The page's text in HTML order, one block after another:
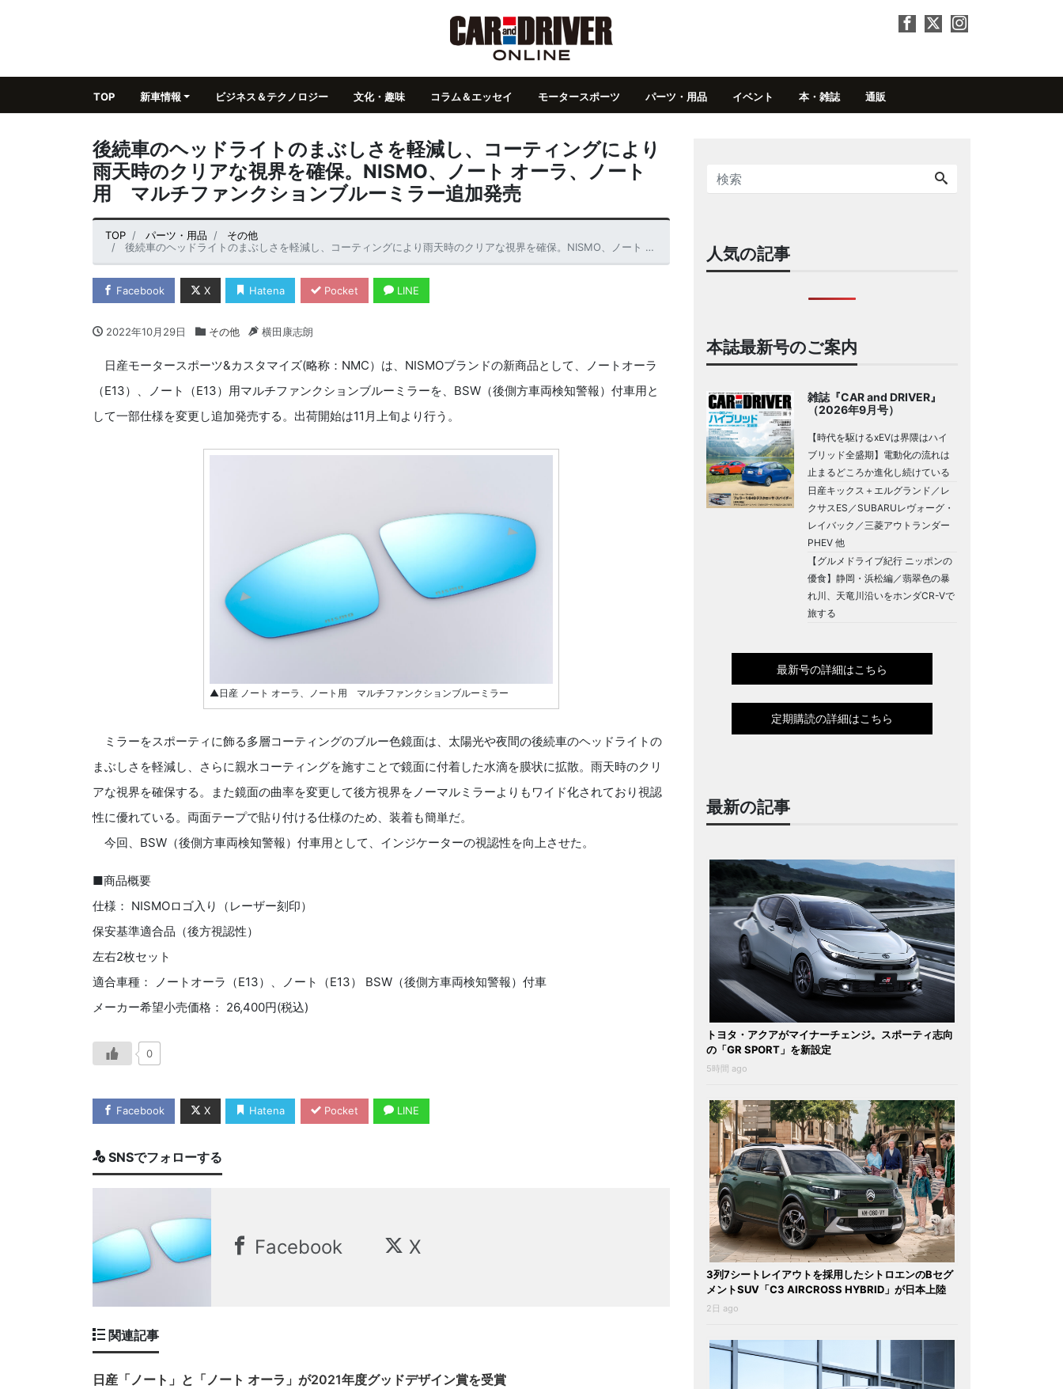
TOP 新車情報 ビジネス＆テクノロジー 文化・趣味 コラム＆エッセイ モータースポーツ パーツ・用品 イベント 本・雑誌 通販
後続車のヘッドライトのまぶしさを軽減し、コーティングにより
雨天時のクリアな視界を確保。NISMO、ノート オーラ、ノート
用 マルチファンクションブルーミラー追加発売
TOP パーツ・用品
その他
後続車のヘッドライトのまぶしさを軽減し、コーティングにより雨天時のクリアな視界を確保。NISMO、ノート オーラ、ノート用 マルチファンクションブルーミラー追加発売
Facebook X Hatena Pocket LINE
2022年10月29日 その他 横田康志朗
日産モータースポーツ&カスタマイズ(略称：NMC）は、NISMOブランドの新商品として、ノートオーラ
（E13）、ノート（E13）用マルチファンクションブルーミラーを、BSW（後側方車両検知警報）付車用と
して一部仕様を変更し追加発売する。出荷開始は11月上旬より行う。
▲日産 ノート オーラ、ノート用 マルチファンクションブルーミラー
ミラーをスポーティに飾る多層コーティングのブルー色鏡面は、太陽光や夜間の後続車のヘッドライトの
まぶしさを軽減し、さらに親水コーティングを施すことで鏡面に付着した水滴を膜状に拡散。雨天時のクリ
アな視界を確保する。また鏡面の曲率を変更して後方視界をノーマルミラーよりもワイド化されており視認
性に優れている。両面テープで貼り付ける仕様のため、装着も簡単だ。
今回、BSW（後側方車両検知警報）付車用として、インジケーターの視認性を向上させた。
■商品概要
仕様： NISMOロゴ入り（レーザー刻印）
保安基準適合品（後方視認性）
左右2枚セット
適合車種： ノートオーラ（E13）、ノート（E13） BSW（後側方車両検知警報）付車
メーカー希望小売価格： 26,400円(税込)
0
Facebook X Hatena Pocket LINE
SNSでフォローする
Facebook X
関連記事
日産「ノート」と「ノート オーラ」が2021年度グッドデザイン賞を受賞
人気の記事
本誌最新号のご案内
雑誌『CAR and DRIVER』
（2026年9月号）
【時代を駆けるxEVは界隈はハイ
ブリッド全盛期】電動化の流れは
止まるどころか進化し続けている
日産キックス＋エルグランド／レ
クサスES／SUBARUレヴォーグ・
レイバック／三菱アウトランダー
PHEV 他
【グルメドライブ紀行 ニッポンの
優食】静岡・浜松編／翡翠色の暴
れ川、天竜川沿いをホンダCR-Vで
旅する
最新号の詳細はこちら
定期購読の詳細はこちら
最新の記事
トヨタ・アクアがマイナーチェンジ。スポーティ志向
の「GR SPORT」を新設定
5時間 ago
3列7シートレイアウトを採用したシトロエンのBセグ
メントSUV「C3 AIRCROSS HYBRID」が日本上陸
2日 ago